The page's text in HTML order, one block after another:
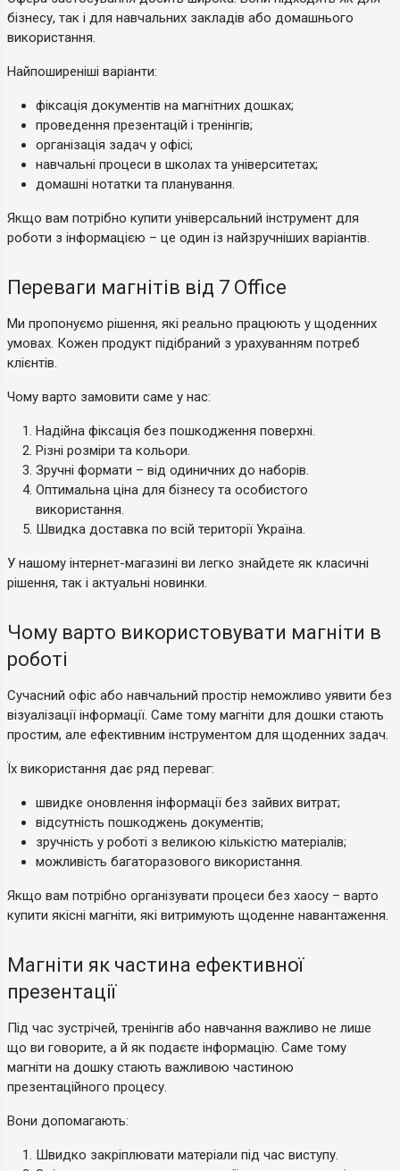
бізнесу, так і для навчальних закладів або домашнього
використання.
Найпоширеніші варіанти:
фіксація документів на магнітних дошках;
проведення презентацій і тренінгів;
організація задач у офісі;
навчальні процеси в школах та університетах;
домашні нотатки та планування.
Якщо вам потрібно купити універсальний інструмент для
роботи з інформацією – це один із найзручніших варіантів.
Переваги магнітів від 7 Office
Ми пропонуємо рішення, які реально працюють у щоденних
умовах. Кожен продукт підібраний з урахуванням потреб
клієнтів.
Чому варто замовити саме у нас:
Надійна фіксація без пошкодження поверхні.
Різні розміри та кольори.
Зручні формати – від одиничних до наборів.
Оптимальна ціна для бізнесу та особистого
використання.
Швидка доставка по всій території Україна.
У нашому інтернет-магазині ви легко знайдете як класичні
рішення, так і актуальні новинки.
Чому варто використовувати магніти в
роботі
Сучасний офіс або навчальний простір неможливо уявити без
візуалізації інформації. Саме тому магніти для дошки стають
простим, але ефективним інструментом для щоденних задач.
Їх використання дає ряд переваг:
швидке оновлення інформації без зайвих витрат;
відсутність пошкоджень документів;
зручність у роботі з великою кількістю матеріалів;
можливість багаторазового використання.
Якщо вам потрібно організувати процеси без хаосу – варто
купити якісні магніти, які витримують щоденне навантаження.
Магніти як частина ефективної
презентації
Під час зустрічей, тренінгів або навчання важливо не лише
що ви говорите, а й як подаєте інформацію. Саме тому
магніти на дошку стають важливою частиною
презентаційного процесу.
Вони допомагають:
Швидко закріплювати матеріали під час виступу.